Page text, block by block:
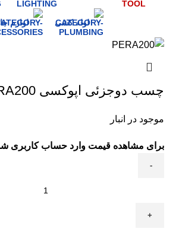
لوله کشی لوازم
چسب دوجزئی اپوکسی PERA200
موجود در انبار
برای مشاهده قیمت وارد حساب کاربری